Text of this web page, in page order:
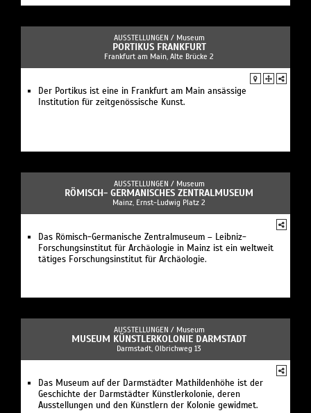
AUSSTELLUNGEN / Museum
PORTIKUS FRANKFURT
Frankfurt am Main, Alte Brücke 2
Der Portikus ist eine in Frankfurt am Main ansässige
Institution für zeitgenössische Kunst.
AUSSTELLUNGEN / Museum
RÖMISCH- GERMANISCHES ZENTRALMUSEUM
Mainz, Ernst-Ludwig Platz 2
Das Römisch-Germanische Zentralmuseum – Leibniz-
Forschungsinstitut für Archäologie in Mainz ist ein weltweit
tätiges Forschungsinstitut für Archäologie.
AUSSTELLUNGEN / Museum
MUSEUM KÜNSTLERKOLONIE DARMSTADT
Darmstadt, Olbrichweg 13
Das Museum auf der Darmstädter Mathildenhöhe ist der
Geschichte der Darmstädter Künstlerkolonie, deren
Ausstellungen und den Künstlern der Kolonie gewidmet.